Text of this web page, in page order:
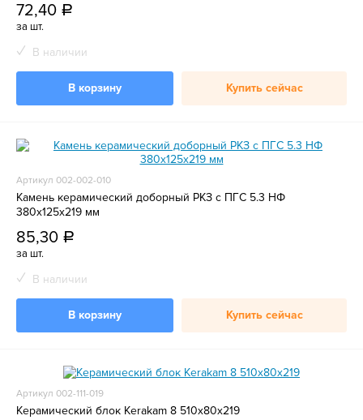
72,40 a
за шт.
В наличии
В корзину Купить сейчас
Артикул 002-002-010
Камень керамический доборный РКЗ с ПГС 5.3 НФ
380х125х219 мм
85,30 a
за шт.
В наличии
В корзину Купить сейчас
Артикул 002-111-019
Керамический блок Kerakam 8 510x80x219